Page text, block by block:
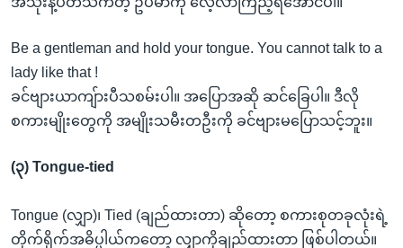
Be a gentleman and hold your tongue. You cannot talk to a
lady like that !
ခင်ဗျားယာကျ်ားပီသစမ်းပါ။ အပြောအဆို ဆင်ခြေပါ။ ဒီလို
စကားမျိုးတွေကို အမျိုးသမီးတဦးကို ခင်ဗျားမပြောသင့်ဘူး။
(၃) Tongue-tied
Tongue (လျှာ)၊ Tied (ချည်ထားတာ) ဆိုတော့ စကားစုတခုလုံးရဲ့
တိုက်ရိုက်အဓိပ္ပါယ်ကတော့ လျှာကိုချည်ထားတာ ဖြစ်ပါတယ်။